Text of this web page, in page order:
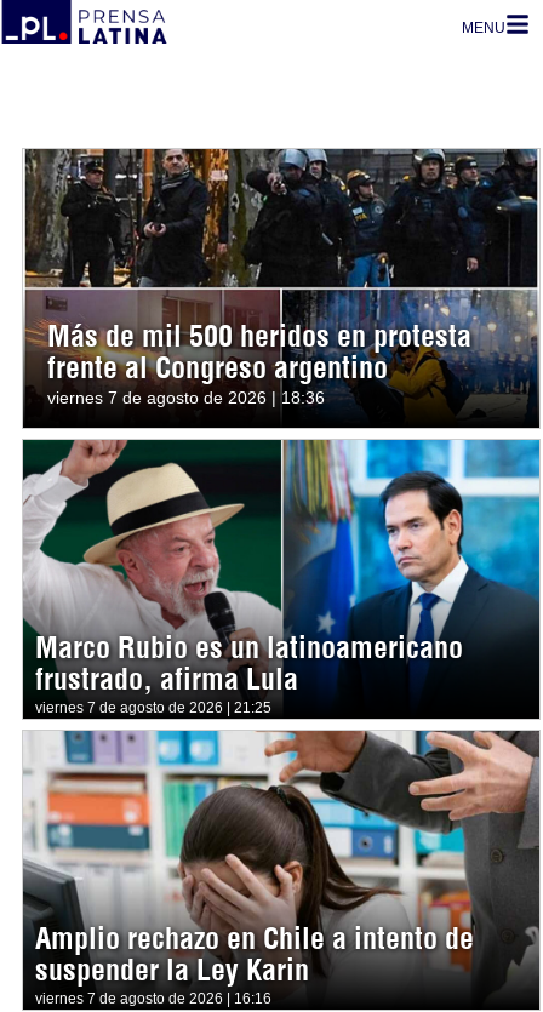
MENU
Más de mil 500 heridos en protesta
frente al Congreso argentino
viernes 7 de agosto de 2026 | 18:36
Marco Rubio es un latinoamericano
frustrado, afirma Lula
viernes 7 de agosto de 2026 | 21:25
Amplio rechazo en Chile a intento de
suspender la Ley Karin
viernes 7 de agosto de 2026 | 16:16